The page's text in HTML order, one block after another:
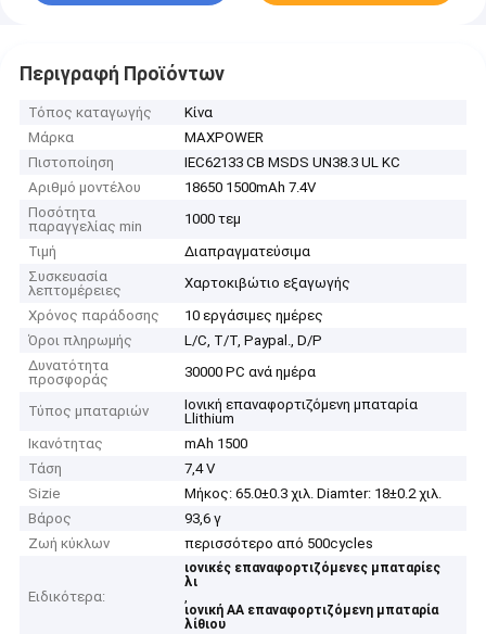
Περιγραφή Προϊόντων
Τόπος καταγωγής
Κίνα
Μάρκα
MAXPOWER
Πιστοποίηση
IEC62133 CB MSDS UN38.3 UL KC
Αριθμό μοντέλου
18650 1500mAh 7.4V
Ποσότητα
παραγγελίας min
1000 τεμ
Τιμή
Διαπραγματεύσιμα
Συσκευασία
λεπτομέρειες
Χαρτοκιβώτιο εξαγωγής
Χρόνος παράδοσης
10 εργάσιμες ημέρες
Όροι πληρωμής
L/C, T/T, Paypal., D/P
Δυνατότητα
προσφοράς
30000 PC ανά ημέρα
Τύπος μπαταριών
Ιονική επαναφορτιζόμενη μπαταρία
Llithium
Ικανότητας
mAh 1500
Τάση
7,4 V
Sizie
Μήκος: 65.0±0.3 χιλ. Diamter: 18±0.2 χιλ.
Βάρος
93,6 γ
Ζωή κύκλων
περισσότερο από 500cycles
Ειδικότερα:
ιονικές επαναφορτιζόμενες μπαταρίες
λι
,
ιονική AA επαναφορτιζόμενη μπαταρία
λίθιου